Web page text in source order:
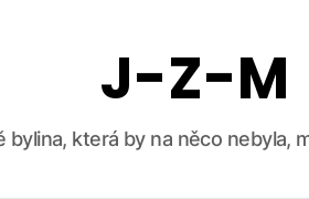
J-Z-M
která by na něco nebyla,